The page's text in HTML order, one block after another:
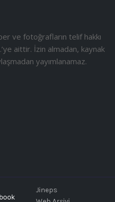
ve fotoğrafların telif hakkı
aittir. İzin almadan, kaynak
yayımlanamaz.
Jineps